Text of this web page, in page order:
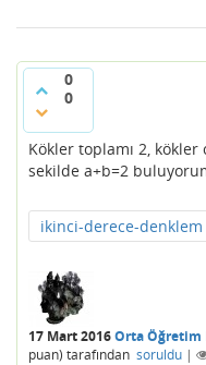
0
0
Kökler toplamı 2,
sekilde a+b=2
ikinci-derece-denklem
17 Mart 2016Orta
puan) tarafından soruldu |